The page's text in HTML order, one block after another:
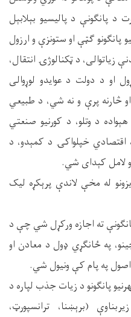
پانګونې د پالیسیو بېلابېل
پانګونو ګټې او ستونزې و ارزول
د ټکنالوژۍ انتقال،
او د دولت د عوایدو لوړوالی
څارنه پرې و نه شي، د طبیعي
د وتلو، د کورنیو صنعتي
اقتصادي خپلواکۍ د کمېدو، د
لامل کېدای شي.
له مخې لاندې پرېکړه ‌لیک
ته اجازه ورکړل شي چې د
په ځانګړي ډول د معادن او
اصول په پام کې ونیول شي.
پانګونو د زیات جذب لپاره د
(برېښنا، ترانسپورټ،